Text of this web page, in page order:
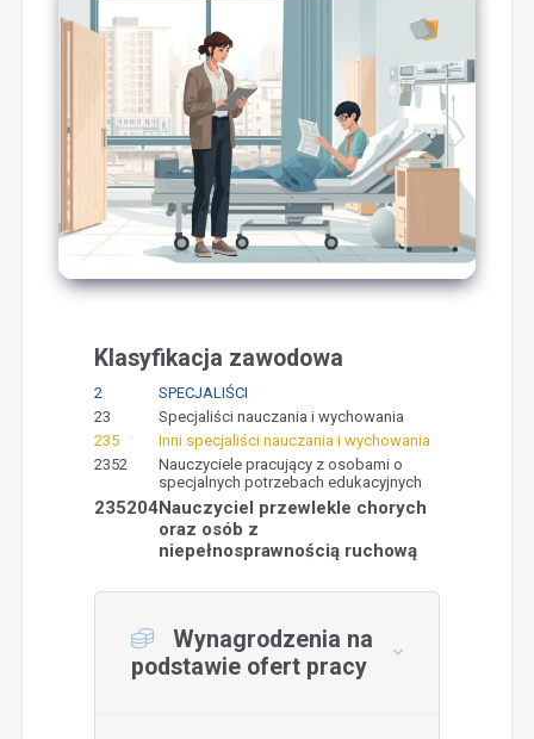
Klasyfikacja zawodowa
2
SPECJALIŚCI
23
Specjaliści nauczania i wychowania
235
Inni specjaliści nauczania i wychowania
2352
Nauczyciele pracujący z osobami o
specjalnych potrzebach edukacyjnych
235204Nauczyciel przewlekle chorych
oraz osób z
niepełnosprawnością ruchową
Wynagrodzenia na
podstawie ofert pracy